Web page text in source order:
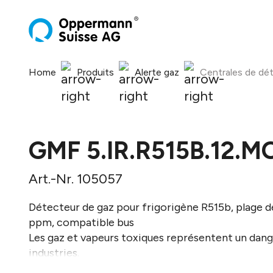
Home Produits Alerte gaz Centrales de
GMF
Art.-Nr. 105057
Détecteur de gaz pour frigorigène R515b, plage
ppm, compatible bus
Les gaz et vapeurs toxiques représentent un
industries.